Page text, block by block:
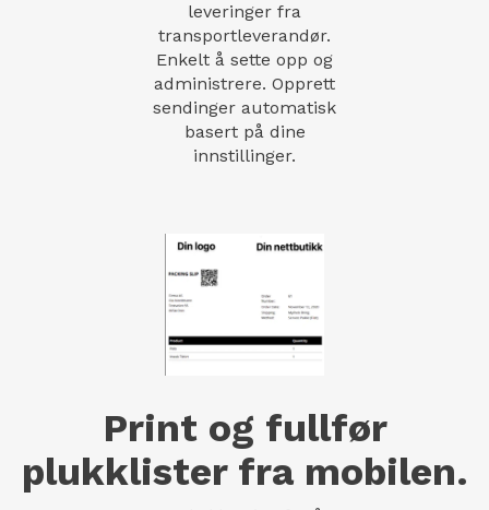
leveringer fra
transportleverandør.
Enkelt å sette opp og
administrere. Opprett
sendinger automatisk
basert på dine
innstillinger.
Print og fullfør
plukklister fra mobilen.